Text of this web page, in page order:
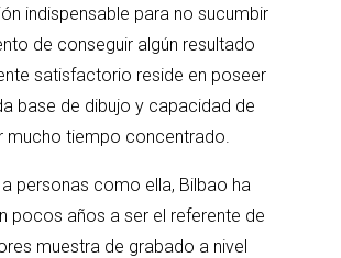
indispensable para no sucumbir
de conseguir algún resultado
satisfactorio reside en poseer
base de dibujo y capacidad de
mucho tiempo concentrado.
personas como ella, Bilbao ha
pocos años a ser el referente de
muestra de grabado a nivel